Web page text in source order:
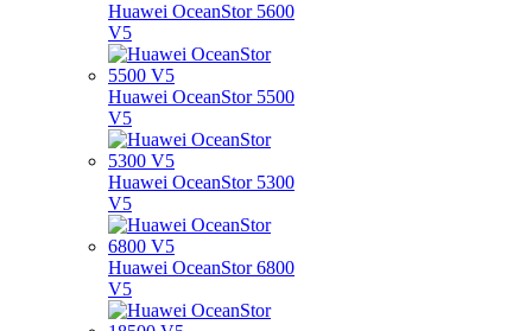
Huawei OceanStor 5600
V5
Huawei OceanStor 5500
V5
Huawei OceanStor 5300
V5
Huawei OceanStor 6800
V5